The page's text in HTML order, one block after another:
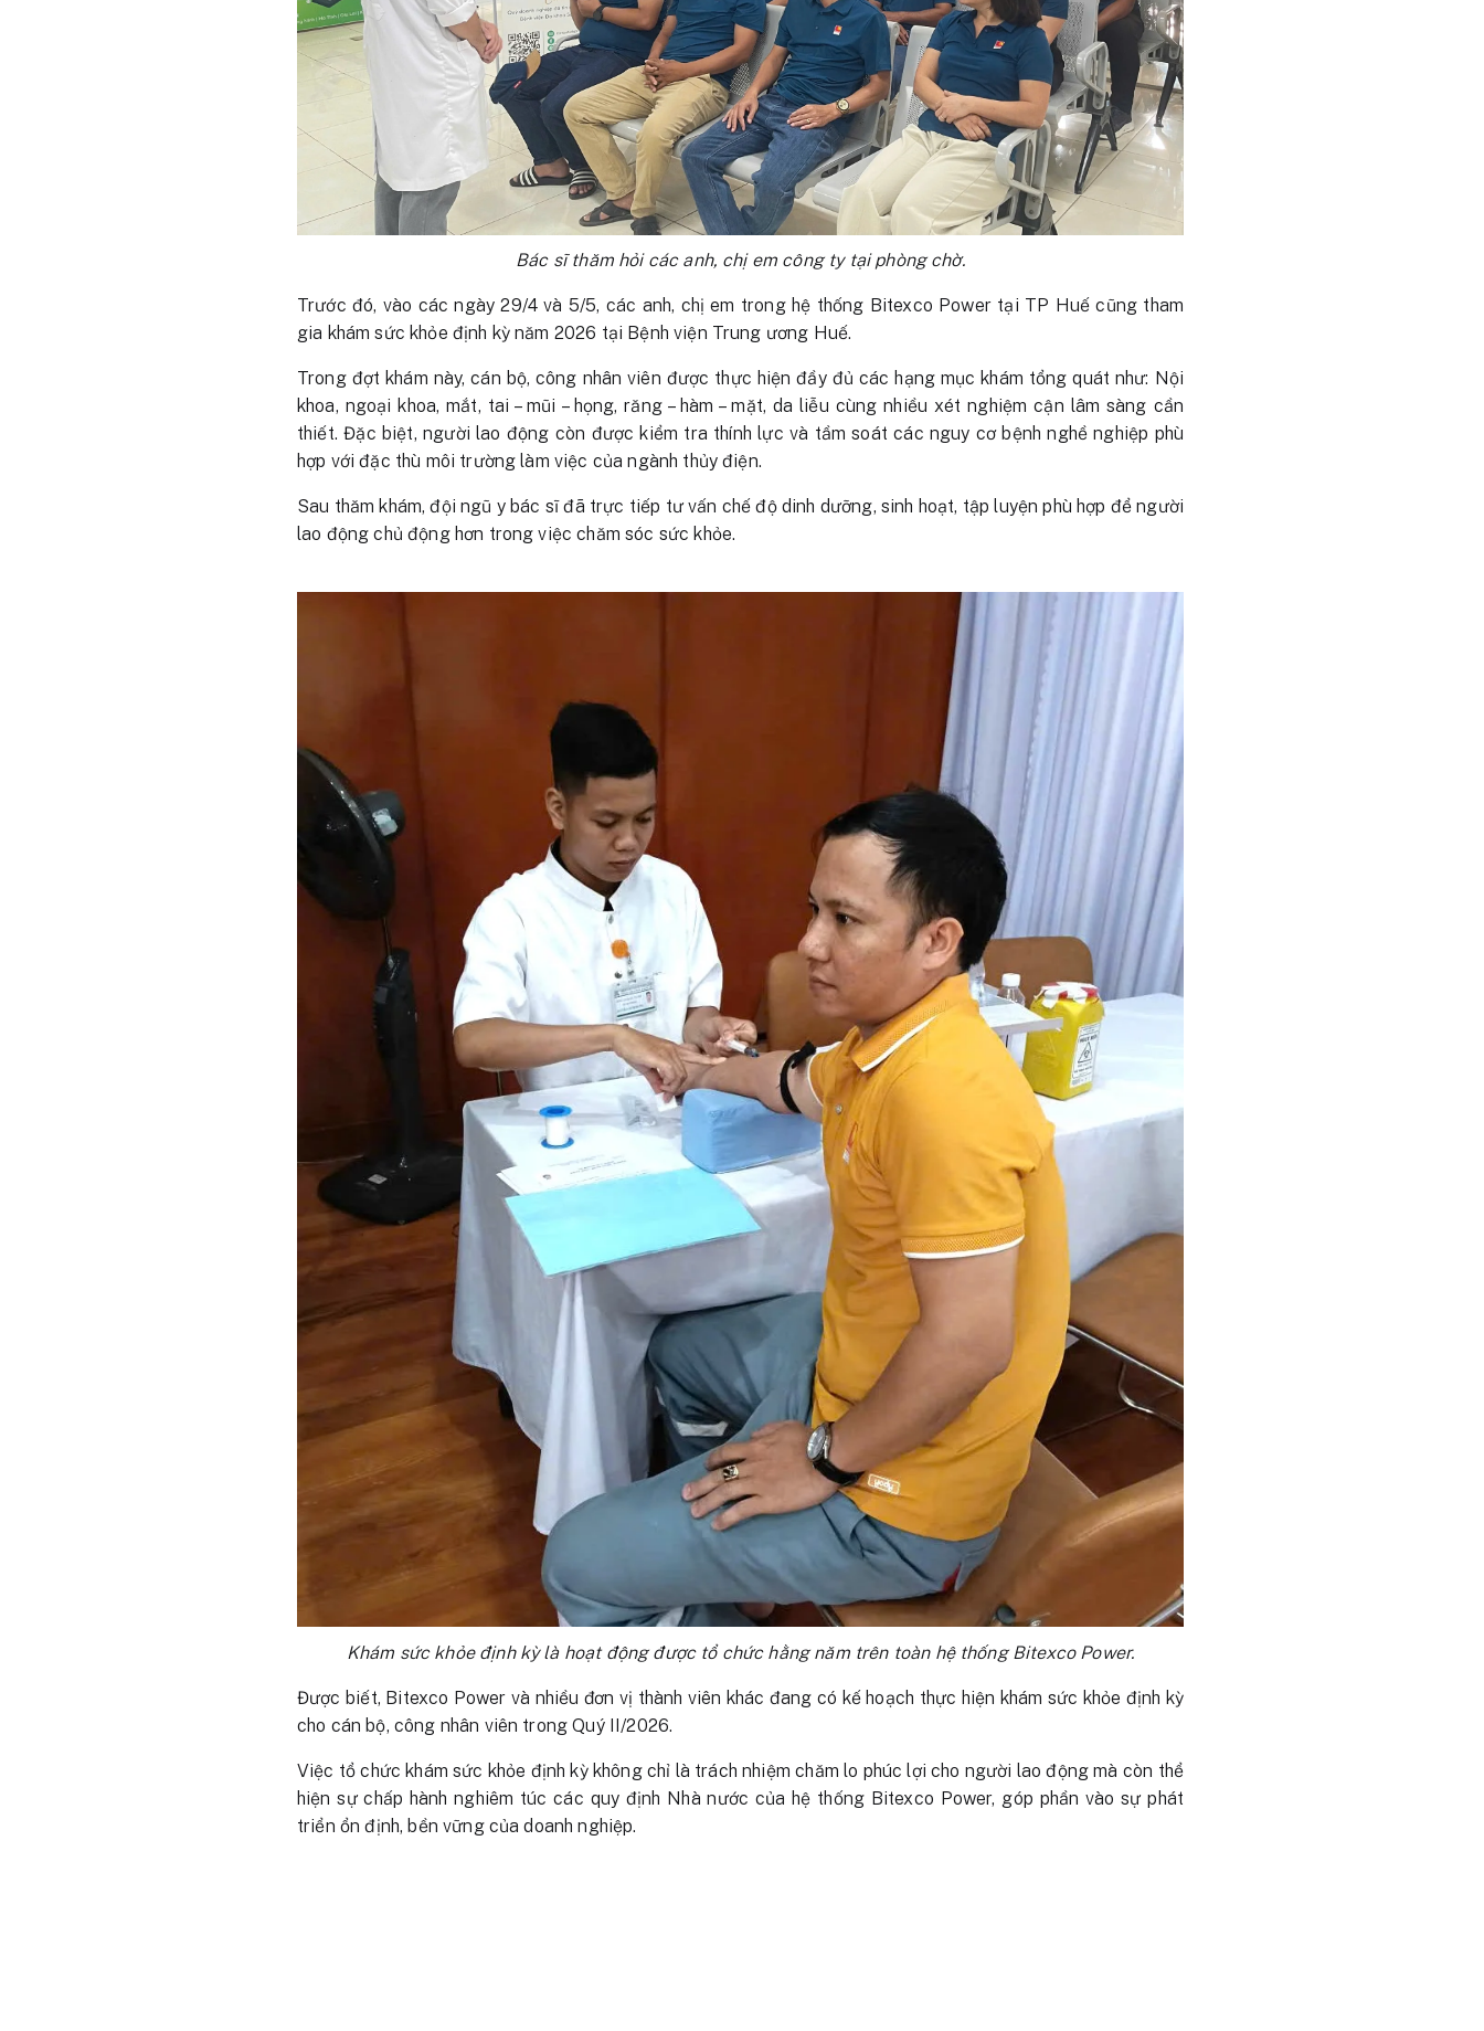
Bác sĩ thăm hỏi các anh, chị em công ty tại phòng chờ.
Trước đó, vào các ngày 29/4 và 5/5, các anh, chị em trong hệ thống Bitexco Power tại TP Huế cũng tham
gia khám sức khỏe định kỳ năm 2026 tại Bệnh viện Trung ương Huế.
Trong đợt khám này, cán bộ, công nhân viên được thực hiện đầy đủ các hạng mục khám tổng quát như: Nội
khoa, ngoại khoa, mắt, tai – mũi – họng, răng – hàm – mặt, da liễu cùng nhiều xét nghiệm cận lâm sàng cần
thiết. Đặc biệt, người lao động còn được kiểm tra thính lực và tầm soát các nguy cơ bệnh nghề nghiệp phù
hợp với đặc thù môi trường làm việc của ngành thủy điện.
Sau thăm khám, đội ngũ y bác sĩ đã trực tiếp tư vấn chế độ dinh dưỡng, sinh hoạt, tập luyện phù hợp để người
lao động chủ động hơn trong việc chăm sóc sức khỏe.
Khám sức khỏe định kỳ là hoạt động được tổ chức hằng năm trên toàn hệ thống Bitexco Power.
Được biết, Bitexco Power và nhiều đơn vị thành viên khác đang có kế hoạch thực hiện khám sức khỏe định kỳ
cho cán bộ, công nhân viên trong Quý II/2026.
Việc tổ chức khám sức khỏe định kỳ không chỉ là trách nhiệm chăm lo phúc lợi cho người lao động mà còn thể
hiện sự chấp hành nghiêm túc các quy định Nhà nước của hệ thống Bitexco Power, góp phần vào sự phát
triển ổn định, bền vững của doanh nghiệp.